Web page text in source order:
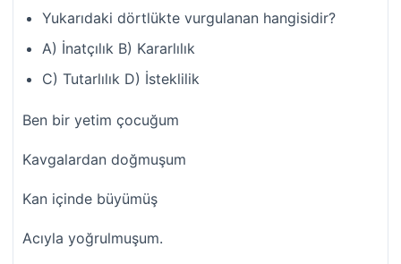
Yukarıdaki dörtlükte vurgulanan hangisidir?
A) İnatçılık B) Kararlılık
C) Tutarlılık D) İsteklilik
Ben bir yetim çocuğum
Kavgalardan doğmuşum
Kan içinde büyümüş
Acıyla yoğrulmuşum.